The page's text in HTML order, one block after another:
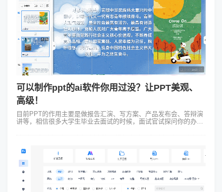
可以制作ppt的ai软件你用过没？让PPT美观、
高级！
目前PPT的作用主要是做报告汇演、写方案、产品发布会、答辩演
讲等，相信很多大学生毕业去面试的时候，面试官试探问你的办公